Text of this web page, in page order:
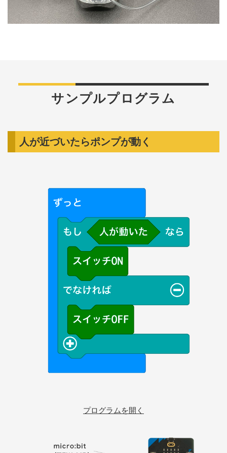
サンプルプログラム
人が近づいたらポンプが動く